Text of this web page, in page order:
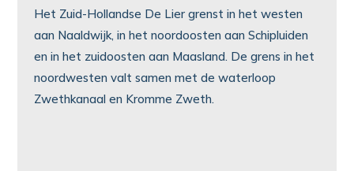
Het Zuid-Hollandse De Lier grenst in het westen
aan Naaldwijk, in het noordoosten aan Schipluiden
en in het zuidoosten aan Maasland. De grens in het
noordwesten valt samen met de waterloop
Zwethkanaal en Kromme Zweth.